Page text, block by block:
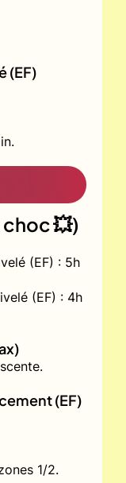
(EF)
💥)
(EF) : 5h
(EF) : 4h
(EF)
1/2.